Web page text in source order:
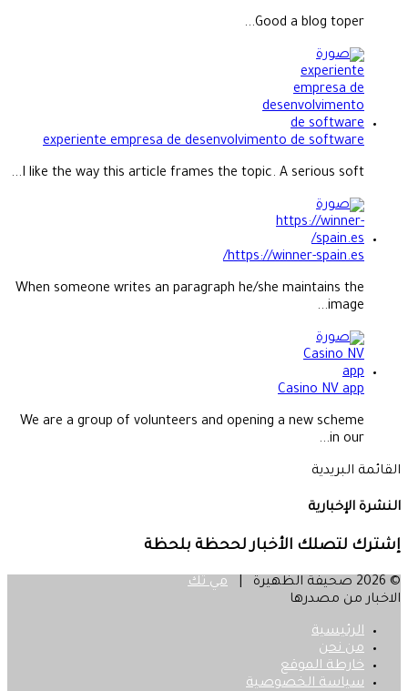
Good a blog toper...
experiente empresa de desenvolvimento de software
I like the way this article frames the topic. A serious soft...
https://winner-spain.es/
When someone writes an paragraph he/she maintains the
image...
Casino NV app
We are a group of volunteers and opening a new scheme
in our...
القائمة البريدية
النشرة الإخبارية
إشترك لتصلك الأخبار لححظة بلحظة
© 2026 صحيفة الظهيرة |
مي تك
الاخبار من مصدرها
الرئيسية
من نحن
خارطة الموقع
سياسة الخصوصية